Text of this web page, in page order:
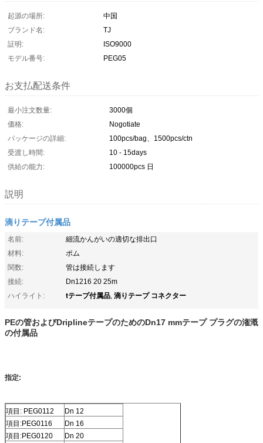
起源の場所:
中国
ブランド名:
TJ
証明:
ISO9000
モデル番号:
PEG05
お支払配送条件
最小注文数量:
3000個
価格:
Nogotiate
パッケージの詳細:
100pcs/bag、1500pcs/ctn
受渡し時間:
10 - 15days
供給の能力:
100000pcs 日
説明
滴りテープ付属品
名前:
細流かんがいの適切な排出口
材料:
ポム
関数:
管は接続します
接続:
Dn1216 20 25m
ハイライト:
tテープ付属品, 滴りテープ コネクター
PEの管およびDriplineテープのためのDn17 mmテープ プラグの潅漑
の付属品
指定:
項目: PEG0112
Dn 12
項目:PEG0116
Dn 16
項目:PEG0120
Dn 20